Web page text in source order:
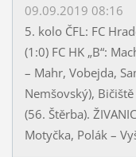
09.09.2019 08:16
5. kolo ČFL: FC
(1:0) FC HK „B“:
– Mahr, Vobejda,
Nemšovský),
(56. Štěrba).
Motyčka, Polák –